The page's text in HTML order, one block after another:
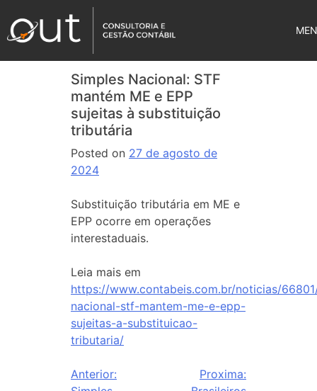
Simples Nacional: STF
mantém ME e EPP
sujeitas à substituição
tributária
Posted on 27 de agosto de
2024
Substituição tributária em ME e
EPP ocorre em operações
interestaduais.
Leia mais em
https://www.contabeis.com.br/noticias/
nacional-stf-mantem-me-e-epp-
sujeitas-a-substituicao-
tributaria/
Anterior:
Proxima: